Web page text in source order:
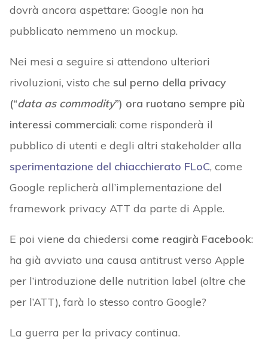
dovrà ancora aspettare: Google non ha
pubblicato nemmeno un mockup.
Nei mesi a seguire si attendono ulteriori
rivoluzioni, visto che sul perno della privacy
(“data as commodity”) ora ruotano sempre più
interessi commerciali: come risponderà il
pubblico di utenti e degli altri stakeholder alla
sperimentazione del chiacchierato FLoC, come
Google replicherà all’implementazione del
framework privacy ATT da parte di Apple.
E poi viene da chiedersi come reagirà Facebook:
ha già avviato una causa antitrust verso Apple
per l’introduzione delle nutrition label (oltre che
per l’ATT), farà lo stesso contro Google?
La guerra per la privacy continua.